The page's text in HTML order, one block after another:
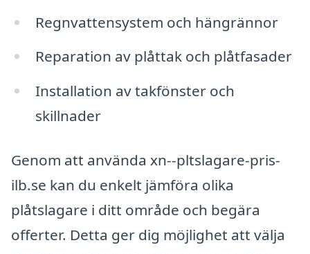
Regnvattensystem och hängrännor
Reparation av plåttak och plåtfasader
Installation av takfönster och
skillnader
Genom att använda xn--pltslagare-pris-
ilb.se kan du enkelt jämföra olika
plåtslagare i ditt område och begära
offerter. Detta ger dig möjlighet att välja